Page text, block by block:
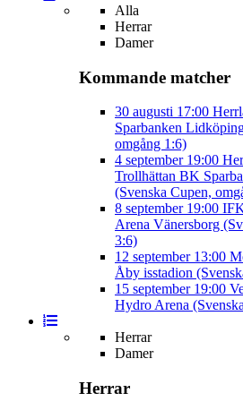
Alla
Herrar
Damer
Kommande matcher
30 augusti 17:00
Sparbanken
omgång 1:6)
4 september 19:00
Trollhättan BK
(Svenska Cupen,
8 september 19:00
Arena Vänersborg
3:6)
12 september 13:00
Åby isstadion
15 september 19:00
Hydro Arena
Herrar
Damer
Herrar